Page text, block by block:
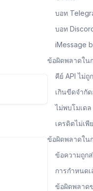
บอท
บอท
iMessage
ข้อผิดพลาดใน
คีย์ API ไม่ถู
เกินขีดจำกั
ไม่พบโมเดล
เครดิตไม่เพี
ข้อผิดพลาดใน
ข้อความถูกส่
การกำหนด
ข้อผิดพลาด